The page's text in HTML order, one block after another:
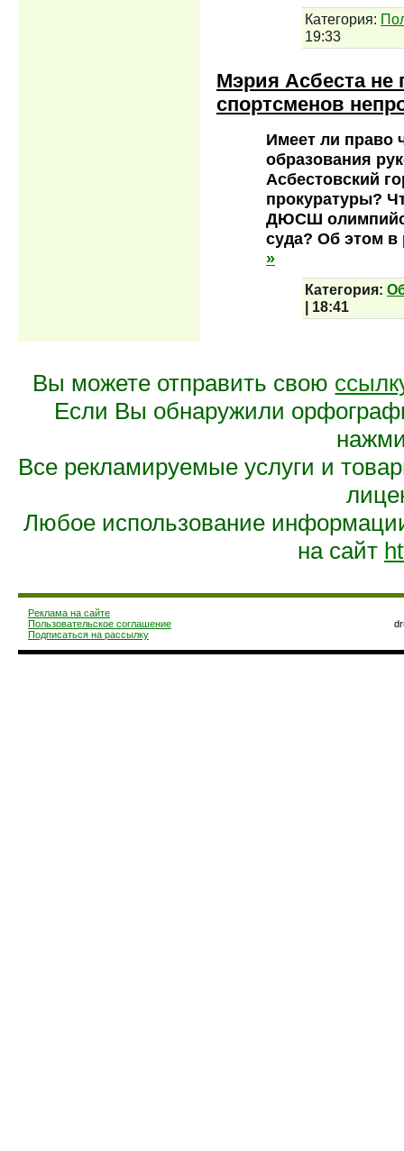
Категория:
19:33
Мэрия Асбеста
спортсменов
Имеет ли право
образования
Асбестовский
прокуратуры?
ДЮСШ
суда? Об этом в
»
Категория:
| 18:41
Вы можете отправить свою
Если Вы обнаружили
Все рекламируемые услуги и
Любое использование
на сайт
Реклама на сайте
Пользовательское соглашение
Подписаться на рассылку